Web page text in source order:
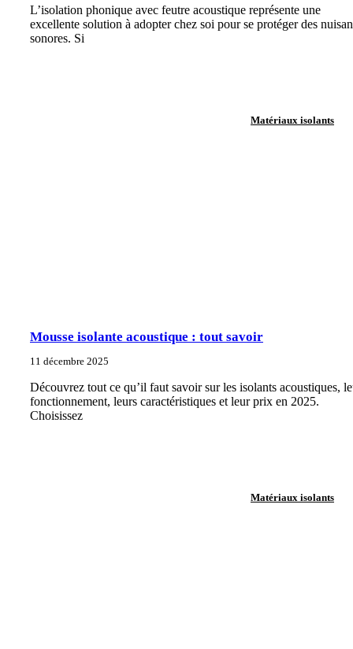
L’isolation phonique avec feutre acoustique représente une
excellente solution à adopter chez soi pour se protéger des
sonores. Si
Matériaux isolants
Mousse isolante acoustique : tout savoir
11 décembre 2025
Découvrez tout ce qu’il faut savoir sur les isolants acoustiques,
fonctionnement, leurs caractéristiques et leur prix en 2025.
Choisissez
Matériaux isolants